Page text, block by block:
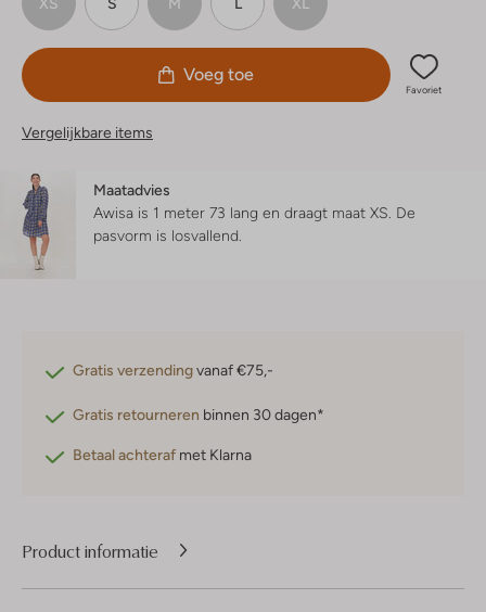
Voeg toe
Favoriet
Vergelijkbare items
Maatadvies
Awisa is 1 meter 73 lang en draagt maat XS. De
pasvorm is losvallend
Gratis verzendingvanaf €75,-
Gratis retourneren binnen 30 dagen*
Betaal achteraf met Klarna
Product informatie